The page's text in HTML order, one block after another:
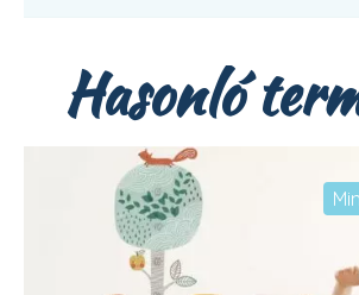
Hasonló